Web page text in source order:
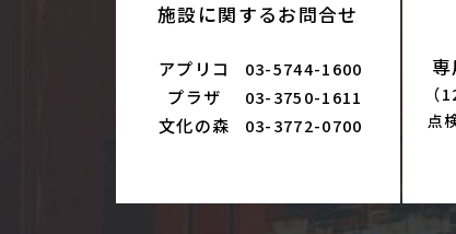
施設に関するお問合せ
アプリコ 03-5744-1600
プラザ 03-3750-1611
文化の森 03-3772-0700
（
点